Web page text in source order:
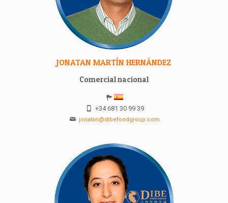
JONATAN MARTÍN HERNÁNDEZ
Comercial nacional
+34 681 30 99 39
jonatan@dibefoodgroup.com